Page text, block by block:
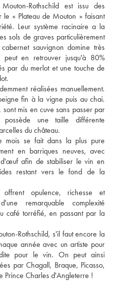
Rothschild est issu des
le « Plateau de Mouton » faisant
Leur système racinaire a la
sols de graves particulièrement
sauvignon domine très
peut en retrouver jusqu'à 80%
par du merlot et une touche de
réalisées manuellement.
fin à la vigne puis au chai.
mis en cuve sans passer par
une taille différente
du château.
mois se fait dans la plus pure
en barriques neuves, avec
afin de stabiliser le vin en
restant vers le fond de la
opulence, richesse et
remarquable complexité
café torréfié, en passant par la
Rothschild, s'il faut encore la
année avec un artiste pour
pour le vin. On peut ainsi
par Chagall, Braque, Picasso,
Prince Charles d'Angleterre !